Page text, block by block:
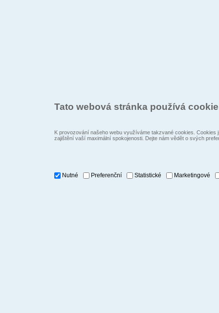
Tato webová stránka používá
K provozování našeho webu využíváme takzvané cookies.
zajištění vaší maximální spokojenosti. Dejte nám vědět o svých
Nutné Preferenční Statistické Marketingové